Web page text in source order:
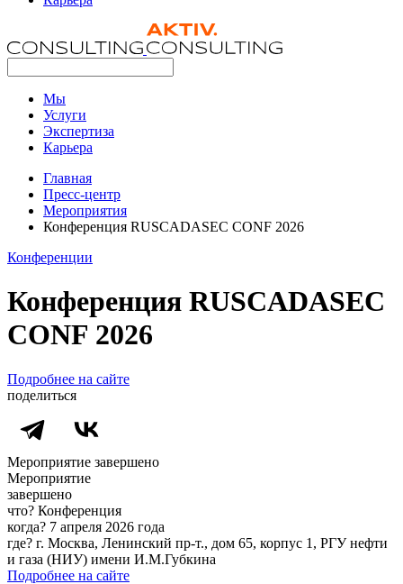
Мы
Услуги
Экспертиза
Карьера
Главная
Пресс-центр
Мероприятия
Конференция RUSCADASEC CONF 2026
Конференции
Конференция RUSCADASEC
CONF 2026
Подробнее на сайте
поделиться
Мероприятие завершено
Мероприятие
завершено
что? Конференция
когда? 7 апреля 2026 года
где? г. Москва, Ленинский пр-т., дом 65, корпус 1, РГУ нефти
и газа (НИУ) имени И.М.Губкина
Подробнее на сайте